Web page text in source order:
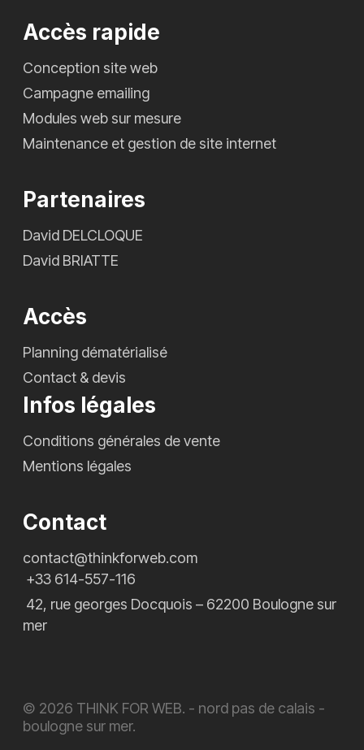
Accès rapide
Conception site web
Campagne emailing
Modules web sur mesure
Maintenance et gestion de site internet
Partenaires
David DELCLOQUE
David BRIATTE
Accès
Planning dématérialisé
Contact & devis
Infos légales
Conditions générales de vente
Mentions légales
Contact
contact@thinkforweb.com
+33 614-557-116
42, rue georges Docquois – 62200 Boulogne sur
mer
© 2026 THINK FOR WEB. - nord pas de calais -
boulogne sur mer.